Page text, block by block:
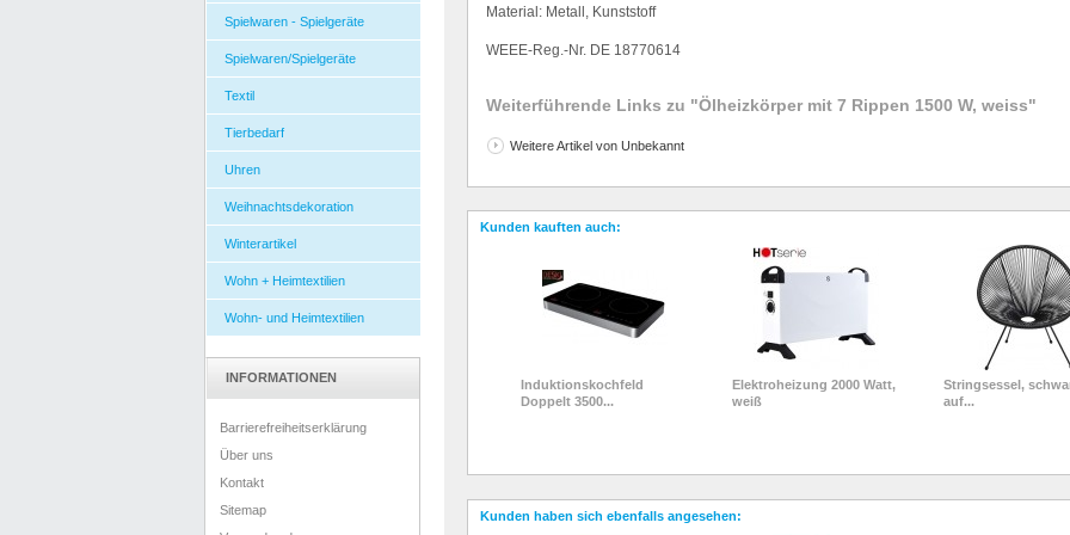
Spielwaren - Spielgeräte
Spielwaren/Spielgeräte
Textil
Tierbedarf
Uhren
Weihnachtsdekoration
Winterartikel
Wohn + Heimtextilien
Wohn- und Heimtextilien
INFORMATIONEN
Barrierefreiheitserklärung
Über uns
Kontakt
Sitemap
Material: Metall, Kunststoff
WEEE-Reg.-Nr. DE 18770614
Weiterführende Links zu "Ölheizkörper mit 7 Rippen 1500 W, weiss"
Weitere Artikel von Unbekannt
Kunden kauften auch:
Induktionskochfeld
Doppelt 3500...
Elektroheizung 2000 Watt,
weiß
Stringsessel,
auf...
Kunden haben sich ebenfalls angesehen: